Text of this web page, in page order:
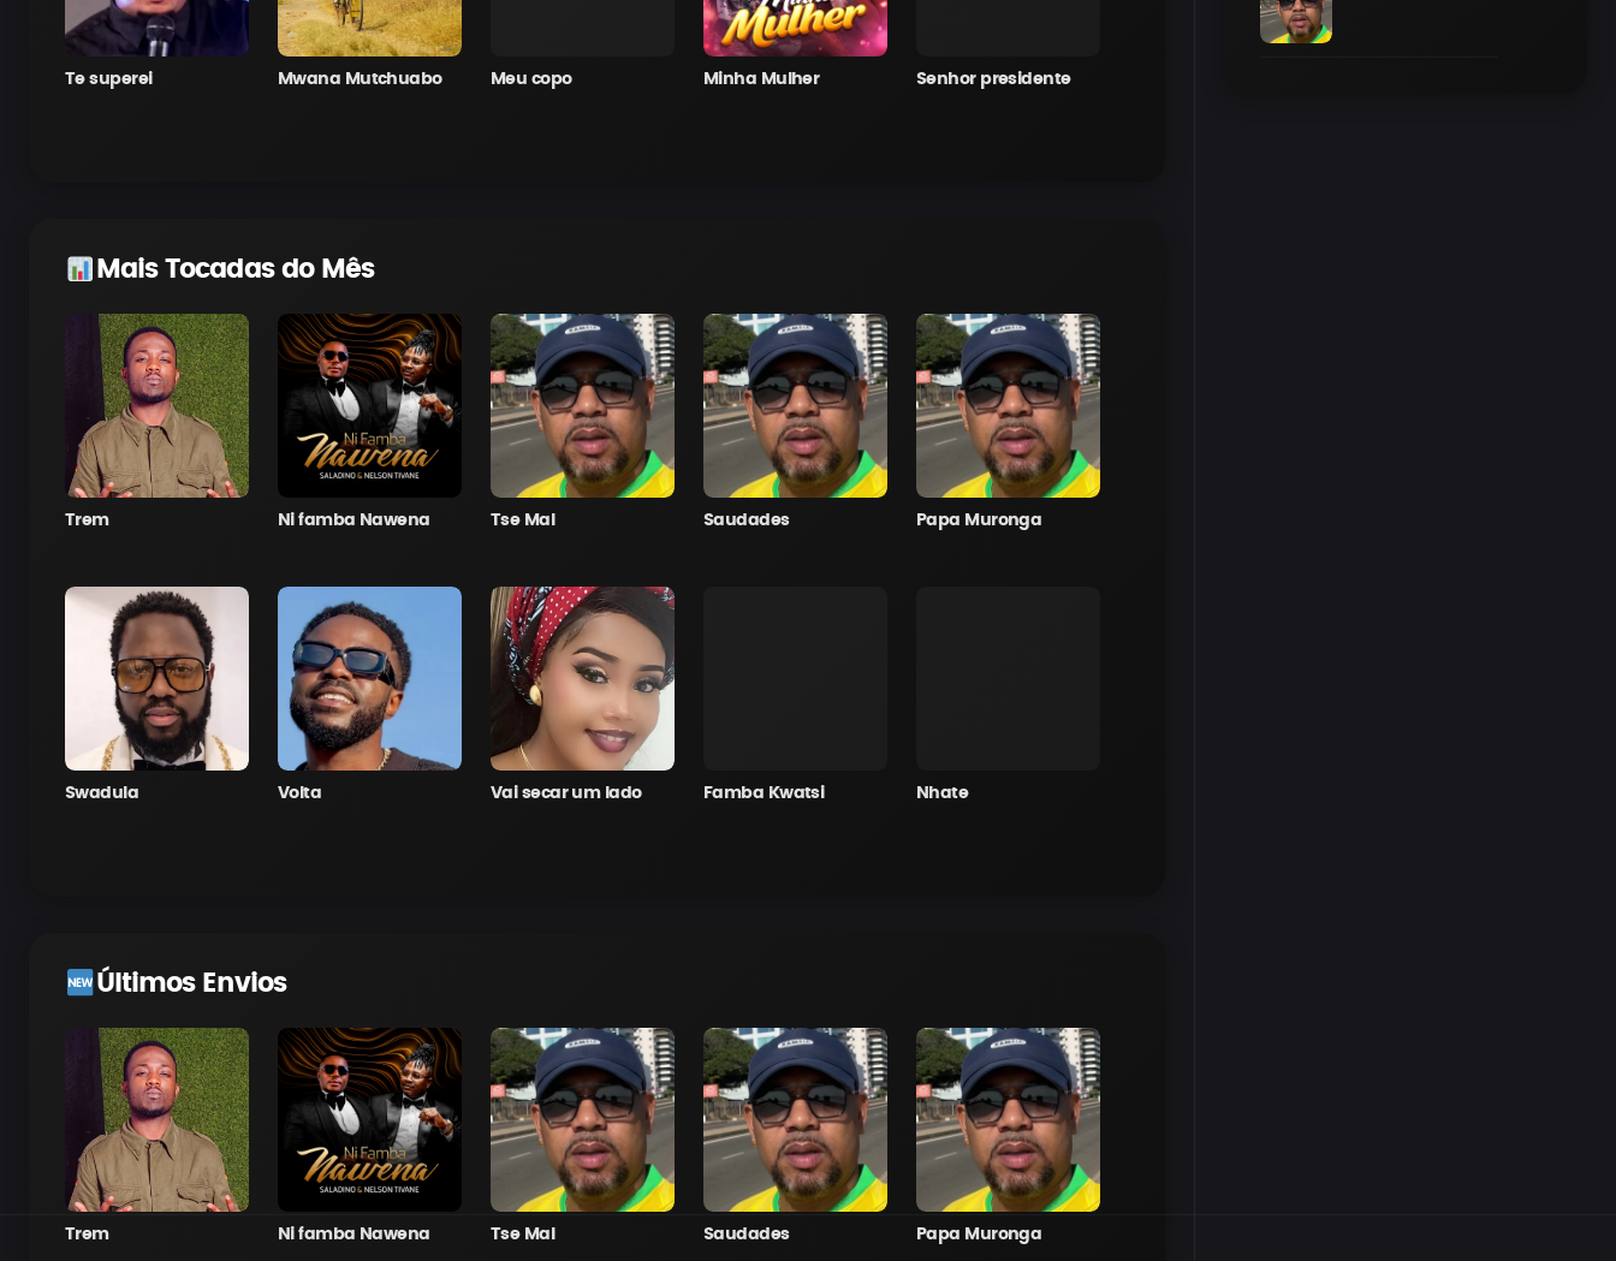
Te superei Mwana Mutchuabo Meu copo Minha Mulher Senhor presidente
Mais Tocadas do Mês
Trem Ni famba Nawena Tse Mal Saudades Papa Muronga
Swadula Volta Vai secar um lado Famba Kwatsi Nhate
Últimos Envios
Trem Ni famba Nawena Tse Mal Saudades Papa Muronga